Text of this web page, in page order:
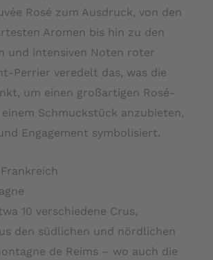
Rosé zum Ausdruck, von den
Aromen bis hin zu den
und intensiven Noten roter
Perrier veredelt das, was die
um einen großartigen Rosé-
Schmuckstück anzubieten,
Engagement symbolisiert.
10 verschiedene Crus,
den südlichen und nördlichen
de Reims – wo auch die